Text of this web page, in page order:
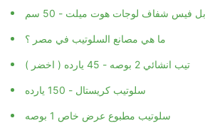
دبل فيس شفاف لوجات هوت ميلت - 50 سم
ما هي مصانع السلوتيب في مصر ؟
تيب انشائي 2 بوصه - 45 يارده ( اخضر )
سلوتيب كريستال - 150 يارده
سلوتيب مطبوع عرض خاص 1 بوصه